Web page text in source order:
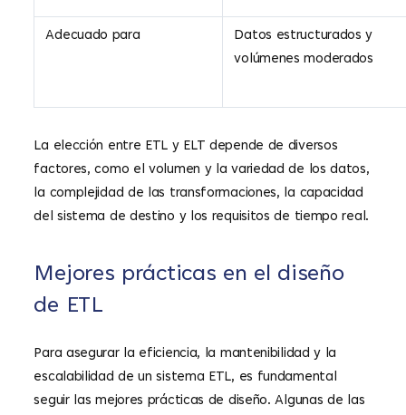
Adecuado para
Datos estructurados y
volúmenes moderados
La elección entre ETL y ELT depende de diversos
factores, como el volumen y la variedad de los datos,
la complejidad de las transformaciones, la capacidad
del sistema de destino y los requisitos de tiempo real.
Mejores prácticas en el diseño
de ETL
Para asegurar la eficiencia, la mantenibilidad y la
escalabilidad de un sistema ETL, es fundamental
seguir las mejores prácticas de diseño. Algunas de las